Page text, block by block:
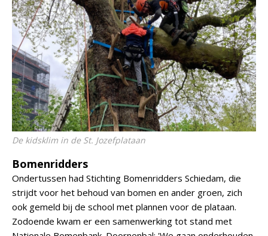
De kidsklim in de St. Jozefplataan
Bomenridders
Ondertussen had Stichting Bomenridders Schiedam, die
strijdt voor het behoud van bomen en ander groen, zich
ook gemeld bij de school met plannen voor de plataan.
Zodoende kwam er een samenwerking tot stand met